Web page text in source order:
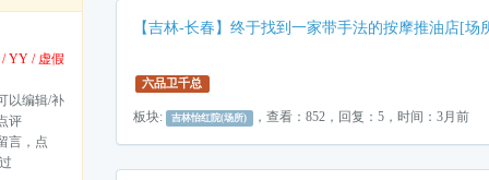
YY / 虚假
以编辑/补
评
言，点
【吉林-长春】终于找到一家带手法的按摩推油店[场
六品卫千总
板块: 吉林怡红院(场所) ，查看：852，回复：5，时间：3月前